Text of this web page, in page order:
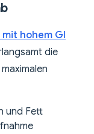
mit hohem GI
die
und Fett